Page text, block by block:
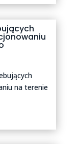
na terenie